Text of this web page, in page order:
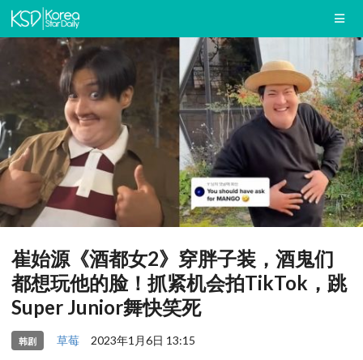
崔始源《酒都女2》穿胖子装，酒鬼们
都想玩他的脸！抓紧机会拍TikTok，跳
Super Junior舞快笑死
韩剧 草莓 2023年1月6日 13:15